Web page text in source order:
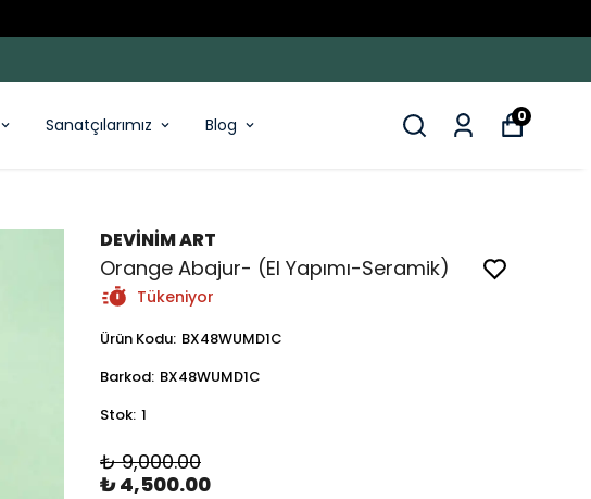
Sanatçılarımız Blog 0
DEVİNİM ART
Orange Abajur- (El Yapımı-Seramik)
Tükeniyor
Ürün Kodu: BX48WUMD1C
Barkod: BX48WUMD1C
Stok: 1
₺ 9,000.00
₺ 4,500.00